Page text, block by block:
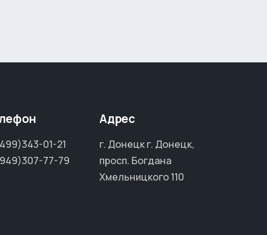
01-21
77-79
Адрес
г. Донецк г. Донецк,
просп. Богдана
Хмельницкого 110